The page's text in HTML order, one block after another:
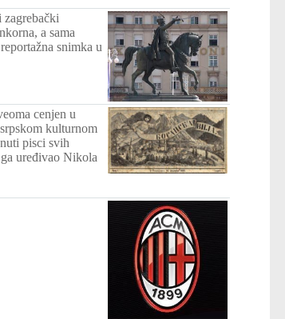
a sama
snimka u
cenjen u
kulturnom
pisci svih
uređivao Nikola